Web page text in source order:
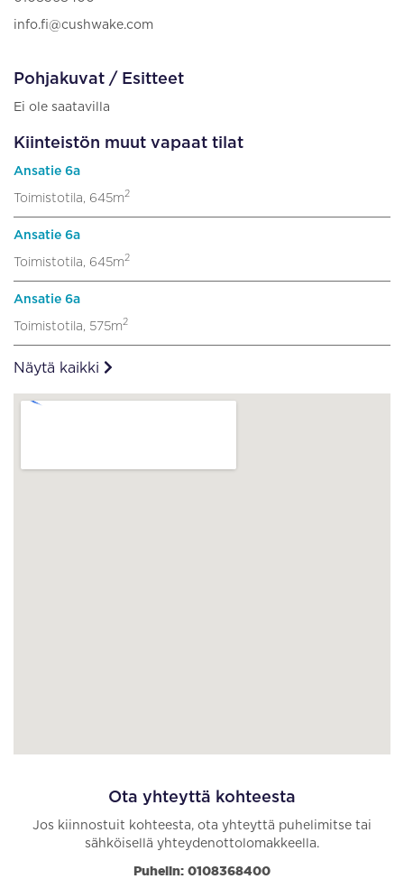
info.fi@cushwake.com
Pohjakuvat / Esitteet
Ei ole saatavilla
Kiinteistön muut vapaat tilat
Ansatie 6a
Toimistotila, 645m2
Ansatie 6a
Toimistotila, 645m2
Ansatie 6a
Toimistotila, 575m2
Näytä kaikki
Ota yhteyttä kohteesta
Jos kiinnostuit kohteesta, ota yhteyttä puhelimitse tai
sähköisellä yhteydenottolomakkeella.
Puhelin: 0108368400